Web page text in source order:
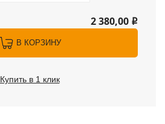
2 380,00 i
В КОРЗИНУ
Купить в 1 клик